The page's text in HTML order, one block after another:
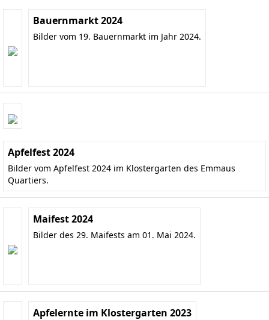
Bauernmarkt 2024
Bilder vom 19. Bauernmarkt im Jahr 2024.
Apfelfest 2024
Bilder vom Apfelfest 2024 im Klostergarten des Emmaus
Quartiers.
Maifest 2024
Bilder des 29. Maifests am 01. Mai 2024.
Apfelernte im Klostergarten 2023